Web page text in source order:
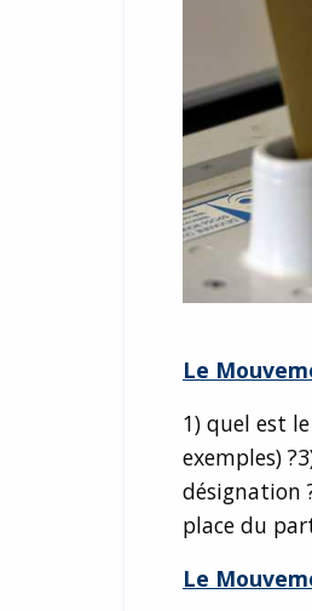
Le
1) quel est
exemples)
désignation
place du
Le